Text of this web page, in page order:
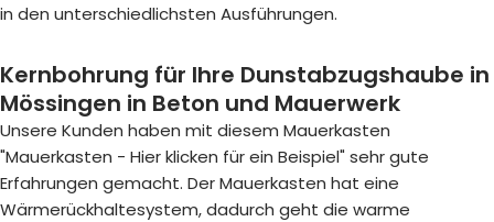
in den unterschiedlichsten Ausführungen.
Kernbohrung für Ihre Dunstabzugshaube in
Mössingen in Beton und Mauerwerk
Unsere Kunden haben mit diesem Mauerkasten
"Mauerkasten - Hier klicken für ein Beispiel" sehr gute
Erfahrungen gemacht. Der Mauerkasten hat eine
Wärmerückhaltesystem, dadurch geht die warme